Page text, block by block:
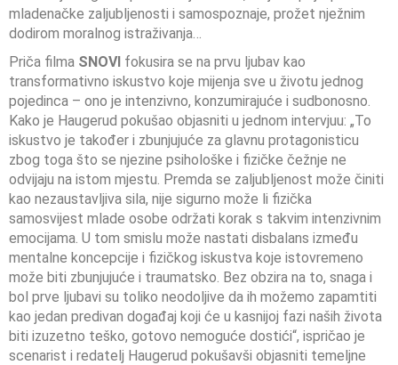
mladenačke zaljubljenosti i samospoznaje, prožet nježnim
dodirom moralnog istraživanja…
Priča filma SNOVI fokusira se na prvu ljubav kao
transformativno iskustvo koje mijenja sve u životu jednog
pojedinca – ono je intenzivno, konzumirajuće i sudbonosno.
Kako je Haugerud pokušao objasniti u jednom intervjuu: „To
iskustvo je također i zbunjujuće za glavnu protagonisticu
zbog toga što se njezine psihološke i fizičke čežnje ne
odvijaju na istom mjestu. Premda se zaljubljenost može činiti
kao nezaustavljiva sila, nije sigurno može li fizička
samosvijest mlade osobe održati korak s takvim intenzivnim
emocijama. U tom smislu može nastati disbalans između
mentalne koncepcije i fizičkog iskustva koje istovremeno
može biti zbunjujuće i traumatsko. Bez obzira na to, snaga i
bol prve ljubavi su toliko neodoljive da ih možemo zapamtiti
kao jedan predivan događaj koji će u kasnijoj fazi naših života
biti izuzetno teško, gotovo nemoguće dostići“, ispričao je
scenarist i redatelj Haugerud pokušavši objasniti temeljne